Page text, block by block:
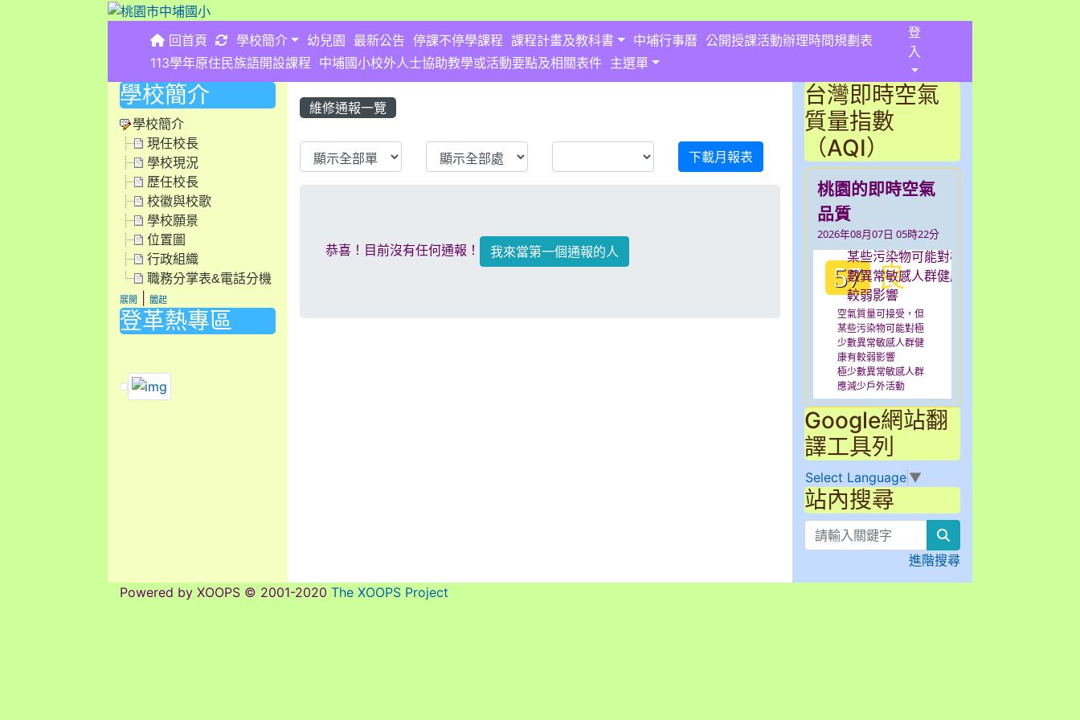
回首頁 重新取得佈景設定
學校簡介 幼兒園 最新公告 停課不停學課程 課程計畫及教科書 中埔行事曆 公開授課活動辦理時間規劃表
113學年原住民族語開設課程 中埔國小校外人士協助教學或活動要點及相關表件 主選單
登
入
維修通報一覽
List Repair 下載月報表
恭喜！目前沒有任何通報！ 我來當第一個通報的人
學校簡介
學校簡介
現任校長
學校現況
歷任校長
校徽與校歌
學校願景
位置圖
行政組織
職務分掌表&電話分機
展開 闔起
登革熱專區
link to https://dengue.tn.edu.tw/Decree.html \
台灣即時空氣
質量指數
（AQI）
桃園的即時空氣
品質
2026年08月07日 05時22分
57 良
空氣質量可接受，但
某些污染物可能對極
少數異常敏感人群健
康有較弱影響
極少數異常敏感人群
應減少戶外活動
Google網站翻
譯工具列
Select Language ▼
站內搜尋
進階搜尋
Powered by XOOPS © 2001-2020The XOOPS Project